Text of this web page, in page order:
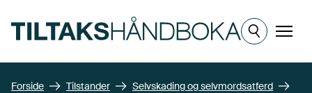
Meny
Forside Tilstander
Selvskading og selvmordsatferd